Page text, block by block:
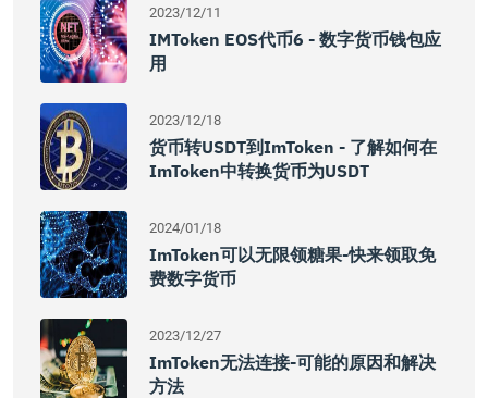
2023/12/11
IMToken EOS代币6 - 数字货币钱包应
用
2023/12/18
货币转USDT到imToken - 了解如何在
ImToken中转换货币为USDT
2024/01/18
ImToken可以无限领糖果-快来领取免
费数字货币
2023/12/27
ImToken无法连接-可能的原因和解决
方法